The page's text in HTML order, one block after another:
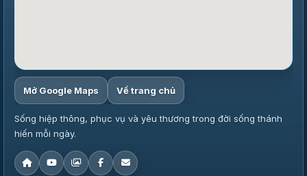
Mở Google Maps Về trang chủ
Sống hiệp thông, phục vụ và yêu thương trong đời sống thánh
hiến mỗi ngày.